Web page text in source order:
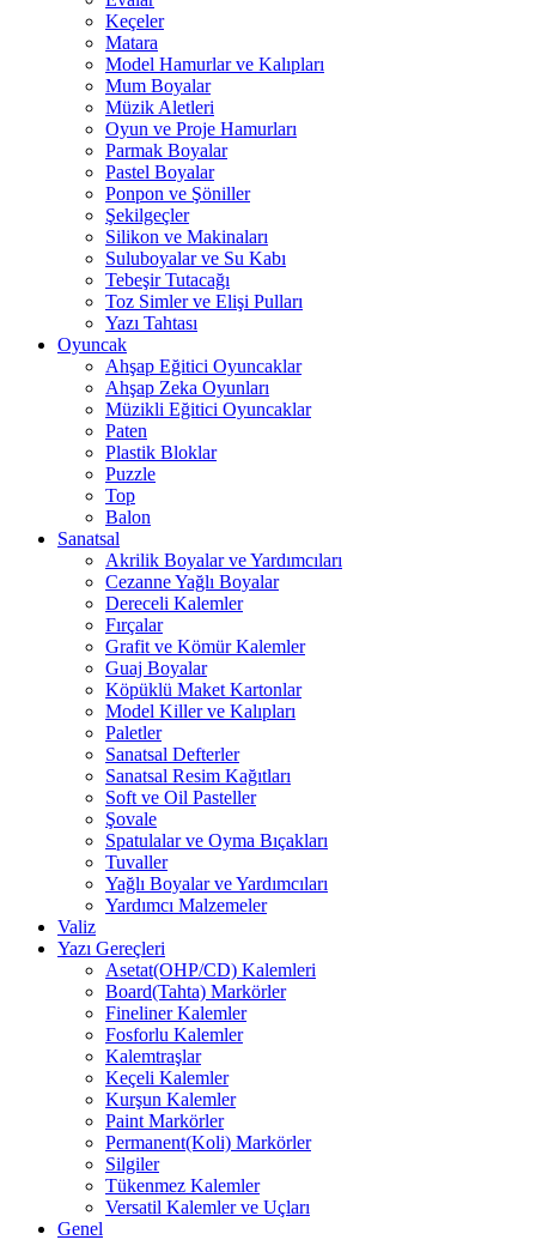
Keçeler
Matara
Model Hamurlar ve Kalıpları
Mum Boyalar
Müzik Aletleri
Oyun ve Proje Hamurları
Parmak Boyalar
Pastel Boyalar
Ponpon ve Şöniller
Şekilgeçler
Silikon ve Makinaları
Suluboyalar ve Su Kabı
Tebeşir Tutacağı
Toz Simler ve Elişi Pulları
Yazı Tahtası
Oyuncak
Ahşap Eğitici Oyuncaklar
Ahşap Zeka Oyunları
Müzikli Eğitici Oyuncaklar
Paten
Plastik Bloklar
Puzzle
Top
Balon
Sanatsal
Akrilik Boyalar ve Yardımcıları
Cezanne Yağlı Boyalar
Dereceli Kalemler
Fırçalar
Grafit ve Kömür Kalemler
Guaj Boyalar
Köpüklü Maket Kartonlar
Model Killer ve Kalıpları
Paletler
Sanatsal Defterler
Sanatsal Resim Kağıtları
Soft ve Oil Pasteller
Şovale
Spatulalar ve Oyma Bıçakları
Tuvaller
Yağlı Boyalar ve Yardımcıları
Yardımcı Malzemeler
Valiz
Yazı Gereçleri
Asetat(OHP/CD) Kalemleri
Board(Tahta) Markörler
Fineliner Kalemler
Fosforlu Kalemler
Kalemtraşlar
Keçeli Kalemler
Kurşun Kalemler
Paint Markörler
Permanent(Koli) Markörler
Silgiler
Tükenmez Kalemler
Versatil Kalemler ve Uçları
Genel